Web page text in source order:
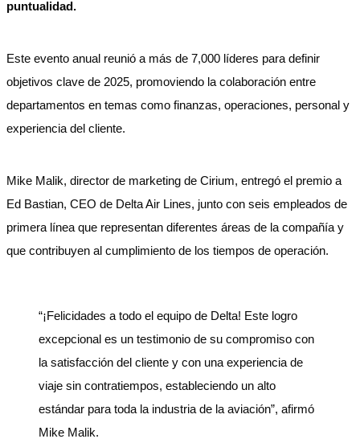
puntualidad.
Este evento anual reunió a más de 7,000 líderes para definir
objetivos clave de 2025, promoviendo la colaboración entre
departamentos en temas como finanzas, operaciones, personal y
experiencia del cliente.
Mike Malik, director de marketing de Cirium, entregó el premio a
Ed Bastian, CEO de Delta Air Lines, junto con seis empleados de
primera línea que representan diferentes áreas de la compañía y
que contribuyen al cumplimiento de los tiempos de operación.
“¡Felicidades a todo el equipo de Delta! Este logro
excepcional es un testimonio de su compromiso con
la satisfacción del cliente y con una experiencia de
viaje sin contratiempos, estableciendo un alto
estándar para toda la industria de la aviación”, afirmó
Mike Malik.